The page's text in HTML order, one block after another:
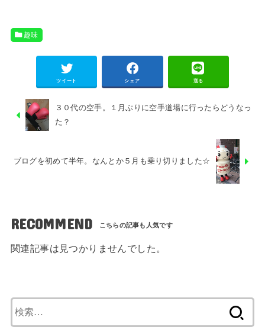
趣味
ツイート シェア 送る
３０代の空手。１月ぶりに空手道場に行ったらどうなっ
た？
ブログを初めて半年。なんとか５月も乗り切りました☆
RECOMMEND
関連記事は見つかりませんでした。
索: